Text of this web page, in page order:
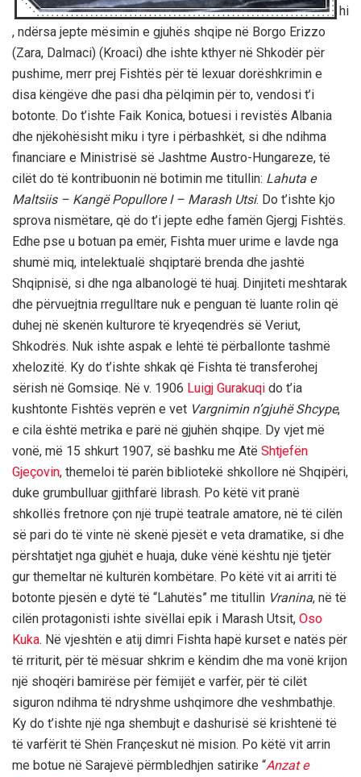
hi
, ndërsa jepte mësimin e gjuhës shqipe në Borgo Erizzo
(Zara, Dalmaci) (Kroaci) dhe ishte kthyer në Shkodër për
pushime, merr prej Fishtës për të lexuar dorëshkrimin e
disa këngëve dhe pasi dha pëlqimin për to, vendosi t’i
botonte. Do t’ishte Faik Konica, botuesi i revistës Albania
dhe njëkohësisht miku i tyre i përbashkët, si dhe ndihma
financiare e Ministrisë së Jashtme Austro-Hungareze, të
cilët do të kontribuonin në botimin me titullin: Lahuta e
Maltsiis – Kangë Popullore I – Marash Utsi. Do t’ishte kjo
sprova nismëtare, që do t’i jepte edhe famën Gjergj Fishtës.
Edhe pse u botuan pa emër, Fishta muer urime e lavde nga
shumë miq, intelektualë shqiptarë brenda dhe jashtë
Shqipnisë, si dhe nga albanologë të huaj. Dinjiteti meshtarak
dhe përvuejtnia rregulltare nuk e penguan të luante rolin që
duhej në skenën kulturore të kryeqendrës së Veriut,
Shkodrës. Nuk ishte aspak e lehtë të përballonte tashmë
xhelozitë. Ky do t’ishte shkak që Fishta të transferohej
sërish në Gomsiqe. Në v. 1906 Luigj Gurakuqi do t’ia
kushtonte Fishtës veprën e vet Vargnimin n’gjuhë Shcype,
e cila është metrika e parë në gjuhën shqipe. Dy vjet më
vonë, më 15 shkurt 1907, së bashku me Atë Shtjefën
Gjeçovin, themeloi të parën bibliotekë shkollore në Shqipëri,
duke grumbulluar gjithfarë librash. Po këtë vit pranë
shkollës fretnore çon një trupë teatrale amatore, në të cilën
së pari do të vinte në skenë pjesët e veta dramatike, si dhe
përshtatjet nga gjuhët e huaja, duke vënë kështu një tjetër
gur themeltar në kulturën kombëtare. Po këtë vit ai arriti të
botonte pjesën e dytë të “Lahutës” me titullin Vranina, në të
cilën protagonisti ishte sivëllai epik i Marash Utsit, Oso
Kuka. Në vjeshtën e atij dimri Fishta hapë kurset e natës për
të rriturit, për të mësuar shkrim e këndim dhe ma vonë krijon
një shoqëri bamirëse për fëmijët e varfër, për të cilët
siguron ndihma të ndryshme ushqimore dhe veshmbathje.
Ky do t’ishte një nga shembujt e dashurisë së krishtenë të
të varfërit të Shën Françeskut në mision. Po këtë vit arrin
me botue në Sarajevë përmbledhjen satirike “Anzat e